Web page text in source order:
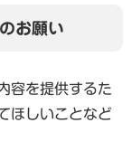
お願い
容を提供するた
ほしいことなど